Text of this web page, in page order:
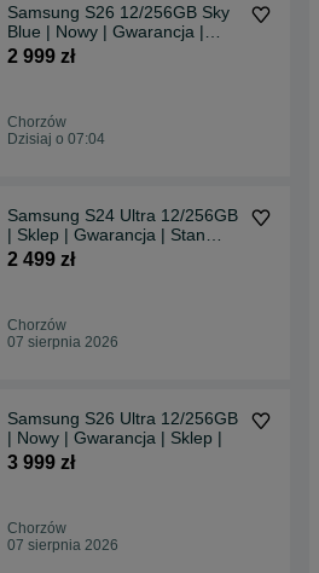
Samsung S26 12/256GB Sky
Blue | Nowy | Gwarancja |
Sklep
2 999 zł
Chorzów
Dzisiaj o 07:04
Samsung S24 Ultra 12/256GB
| Sklep | Gwarancja | Stan
idealny
2 499 zł
Chorzów
07 sierpnia 2026
Samsung S26 Ultra 12/256GB
| Nowy | Gwarancja | Sklep |
3 999 zł
Chorzów
07 sierpnia 2026